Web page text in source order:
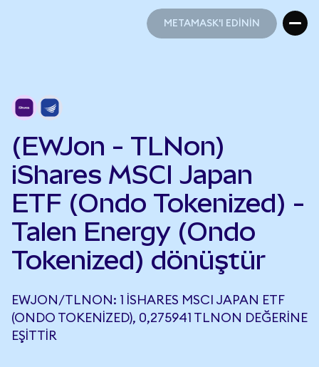
METAMASK'I EDİNİN
(EWJon - TLNon)
iShares MSCI Japan
ETF (Ondo Tokenized) -
Talen Energy (Ondo
Tokenized) dönüştür
EWJON/TLNON: 1 ISHARES MSCI JAPAN ETF
(ONDO TOKENIZED), 0,275941 TLNON DEĞERINE
EŞITTIR